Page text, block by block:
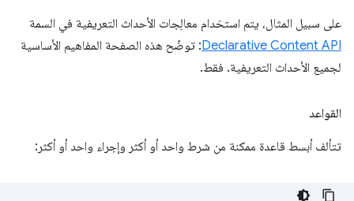
على سبيل المثال، يتم استخدام معالِجات الأحداث التعريفية في السمة
Declarative Content API: توضّح هذه الصفحة المفاهيم الأساسية
لجميع الأحداث التعريفية. فقط.
القواعد
تتألف أبسط قاعدة ممكنة من شرط واحد أو أكثر وإجراء واحد أو أكثر: